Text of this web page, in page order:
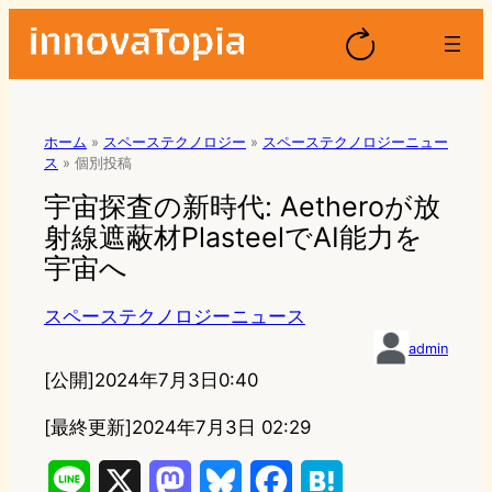
ホーム » スペーステクノロジー » スペーステクノロジーニュー
ス » 個別投稿
宇宙探査の新時代: Aetheroが放
射線遮蔽材PlasteelでAI能力を
宇宙へ
スペーステクノロジーニュース
admin
[公開]2024年7月3日0:40
[最終更新]2024年7月3日 02:29